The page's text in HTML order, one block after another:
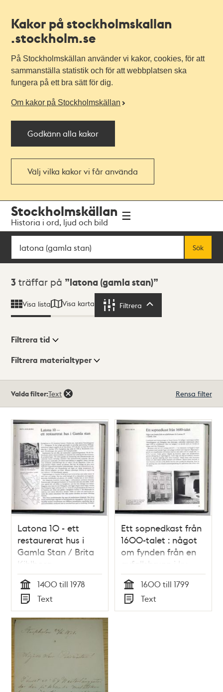
Kakor på stockholmskallan
.stockholm.se
På Stockholmskällan använder vi kakor, cookies, för att
sammanställa statistik och för att webbplatsen ska
fungera på ett bra sätt för dig.
Om kakor på Stockholmskällan
Godkänn alla kakor
Välj vilka kakor vi får använda
navigationen
huvudinnehållet
Stockholmskällan
Historia i ord, ljud och bild
Sök
Sök
Sökresultat
3 träffar på latona (gamla stan)
Visa lista Visa karta Filtrera
Visningsläge
Filtrera tid
Filtrera materialtyper
träffar
Valda filter:Text Rensa filter
Latona 10 - ett
restaurerat hus i
Gamla Stan / Brita
Kihlborg
Tid
1400 till 1978
Typ
Text
Ett sopnedkast från
1600-talet : något
om fynden från en
avfallsbrunn i kv
Latona 10 i Gamla
Stan / Anita Biuw
Tid
1600 till 1799
Typ
Text